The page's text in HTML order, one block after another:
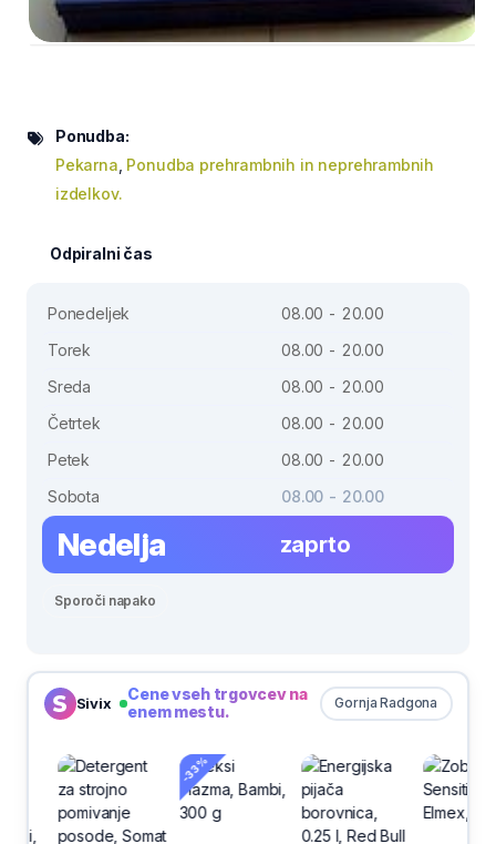
Ponudba:
Pekarna Ponudba prehrambnih in neprehrambnih
izdelkov.
Odpiralni čas
Ponedeljek
08.00 - 20.00
Torek
08.00 - 20.00
Sreda
08.00 - 20.00
Četrtek
08.00 - 20.00
Petek
08.00 - 20.00
Sobota
08.00 - 20.00
Nedelja zaprto
Sporoči napako
Sivix Gornja Radgona
Cene vseh trgovcev na
enem mestu.
-33%